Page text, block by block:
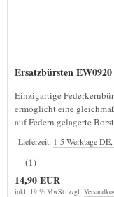
Einzigartige
ermöglicht eine
auf Federn gelagerte
Lieferzeit: 1-5 Werktage DE,
(1)
14,90 EUR
inkl. 19 % MwSt. zzgl.